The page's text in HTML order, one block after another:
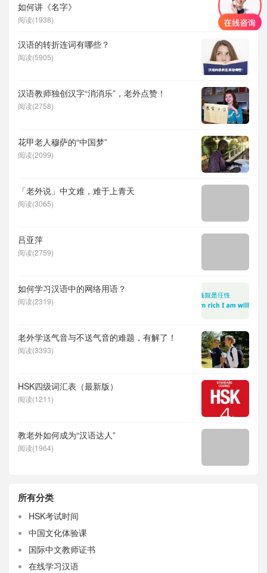
如何讲《名字》
阅读(1938)
汉语的转折连词有哪些？
阅读(5905)
汉语教师独创汉字“消消乐”，老外点赞！
阅读(2758)
花甲老人穆萨的“中国梦”
阅读(2099)
「老外说」中文难，难于上青天
阅读(3065)
吕亚萍
阅读(2759)
如何学习汉语中的网络用语？
阅读(2319)
老外学送气音与不送气音的难题，有解了！
阅读(3393)
HSK四级词汇表（最新版）
阅读(1211)
教老外如何成为“汉语达人”
阅读(1964)
所有分类
HSK考试时间
中国文化体验课
国际中文教师证书
在线学习汉语